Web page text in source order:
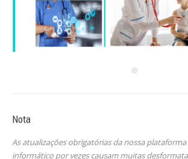
Nota
As atualizações obrigatórias da nossa
informático por vezes causam muitas